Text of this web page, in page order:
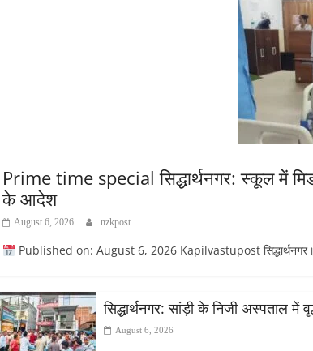
Prime time special सिद्धार्थनगर: स्कूल में
के आदेश
August 6, 2026 nzkpost
Published on: August 6, 2026 Kapilvastupost सिद्धार्थनगर।
सिद्धार्थनगर: सांड़ी के निजी अस्पताल में
August 6, 2026